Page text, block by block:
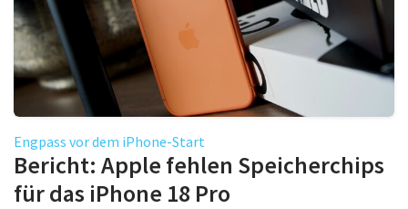
Engpass vor dem iPhone-Start
Bericht: Apple fehlen Speicherchips
für das iPhone 18 Pro